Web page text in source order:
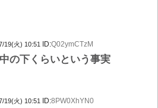
19(火) 10:51 ID:Q02ymCTzM
の下くらいという事実
19(火) 10:51 ID:8PW0XhYN0